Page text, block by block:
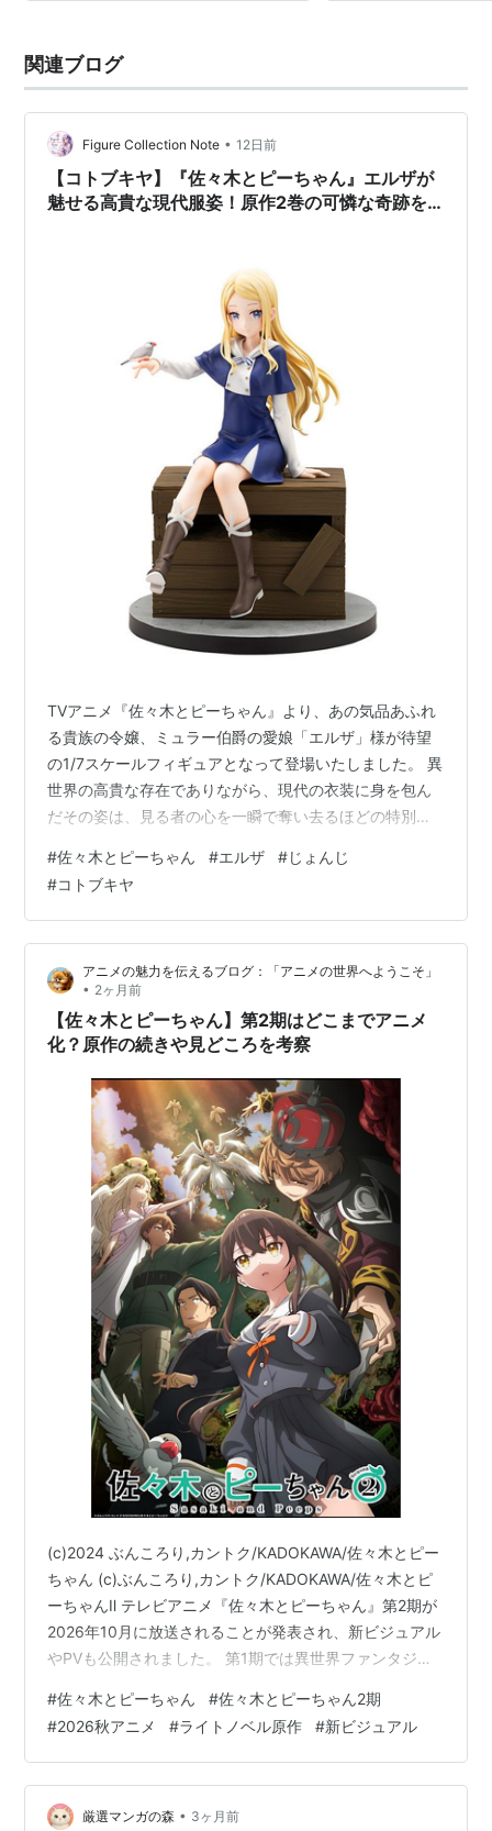
関連ブログ
Figure Collection Note • 12日前
【コトブキヤ】『佐々木とピーちゃん』エルザが
魅せる高貴な現代服姿！原作2巻の可憐な奇跡を
TVアニメ『佐々木とピーちゃん』より、あの気品あふれ
る貴族の令嬢、ミュラー伯爵の愛娘「エルザ」様が待望
の1/7スケールフィギュアとなって登場いたしました。 異
世界の高貴な存在でありながら、現代の衣装に身を包ん
だその姿は、見る者の心を一瞬で奪い去るほどの特別な
よって緻密に立体化された至高の一品を、あますところ
なく紐解いていきましょう。 【DMM通販】エルザの予
約・詳細はこちら ※人気商品の予約受付状況は上記リン
クよりご確認いただけます 原作第2巻の表紙を完全再
現！優美さと可憐さが交錯する造形 本作品は、ファンか
ら絶大な支持を集める原作書籍第2巻の…
#佐々木とピーちゃん #エルザ #じょんじ
#コトブキヤ
アニメの魅力を伝えるブログ：「アニメの世界へようこそ」
• 2ヶ月前
【佐々木とピーちゃん】第2期はどこまでアニメ
化？原作の続きや見どころを考察
(c)2024 ぶんころり,カントク/KADOKAWA/佐々木とピー
ちゃん (c)ぶんころり,カントク/KADOKAWA/佐々木とピ
ーちゃんⅡ テレビアニメ『佐々木とピーちゃん』第2期が
2026年10月に放送されることが発表され、新ビジュアル
やPVも公開されました。 第1期では異世界ファンタジー
となりましたが、第2期ではさらにスケールアップした展
開が期待されています。 そこで今回は放送決定のニュー
スを振り返りながら、第2期が原作のどこまで描かれるの
か、今後の見どころは何なのかをファン目線で考察して
いきます。 『佐々木とピーちゃん』第2期が202…
#佐々木とピーちゃん #佐々木とピーちゃん2期
#2026秋アニメ #ライトノベル原作 #新ビジュアル
厳選マンガの森 • 3ヶ月前